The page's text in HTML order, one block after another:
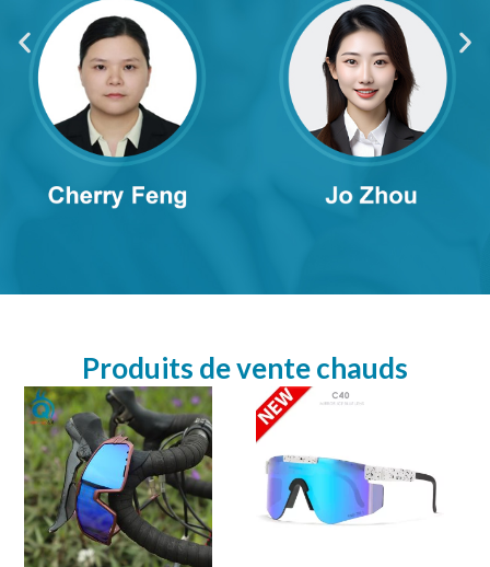
Produits de vente chauds